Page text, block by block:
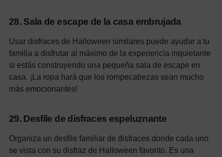
28. Sala de escape de la casa embrujada
Usar disfraces de Halloween similares puede ayudar a tu
familia a disfrutar al máximo de la experiencia inquietante
si estás construyendo una pequeña sala de escape en
casa. ¡La ropa hará que los rompecabezas sean mucho
más emocionantes!
29. Desfile de disfraces espeluznante
Organiza un desfile familiar de disfraces donde cada uno
se vista con su disfraz de Halloween favorito. Es una